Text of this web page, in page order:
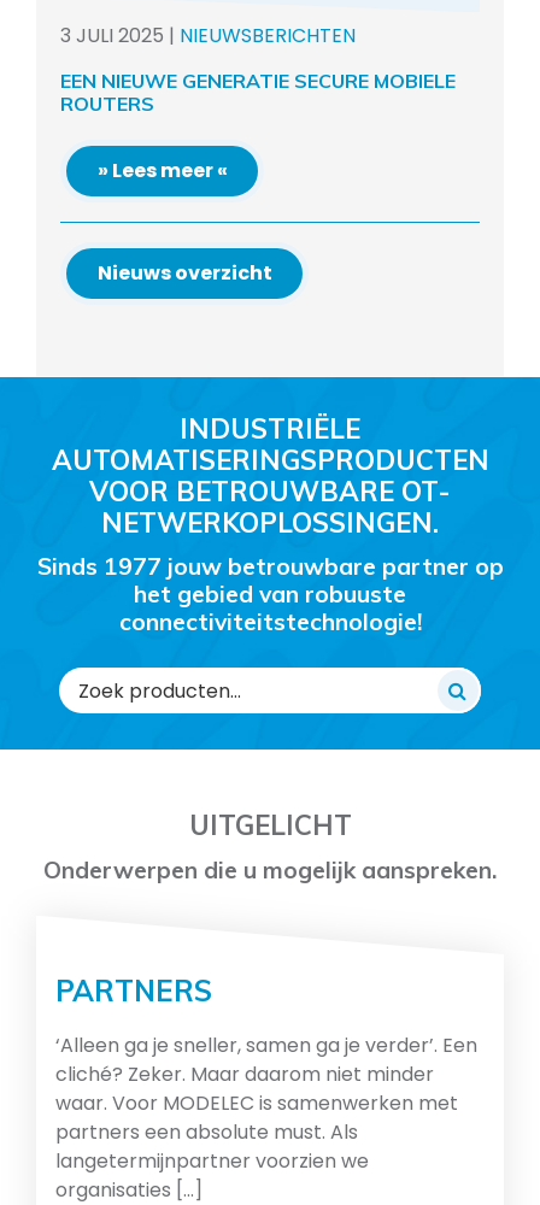
3 JULI 2025 | NIEUWSBERICHTEN
EEN NIEUWE GENERATIE SECURE MOBIELE
ROUTERS
» Lees meer «
Nieuws overzicht
INDUSTRIËLE
AUTOMATISERINGSPRODUCTEN
VOOR BETROUWBARE OT-
NETWERKOPLOSSINGEN.
Sinds 1977 jouw betrouwbare partner op
het gebied van robuuste
connectiviteitstechnologie!
Zoeken
naar:
UITGELICHT
Onderwerpen die u mogelijk aanspreken.
PARTNERS
‘Alleen ga je sneller, samen ga je verder’. Een
cliché? Zeker. Maar daarom niet minder
waar. Voor MODELEC is samenwerken met
partners een absolute must. Als
langetermijnpartner voorzien we
organisaties [...]